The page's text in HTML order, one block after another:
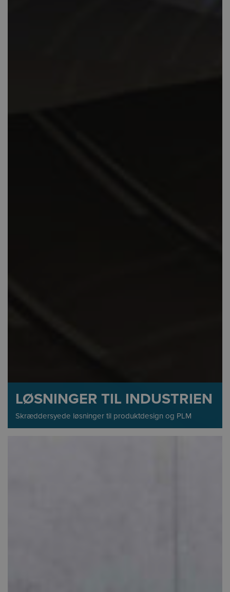
LØSNINGER TIL INDUSTRIEN
Skræddersyede løsninger til produktdesign og PLM